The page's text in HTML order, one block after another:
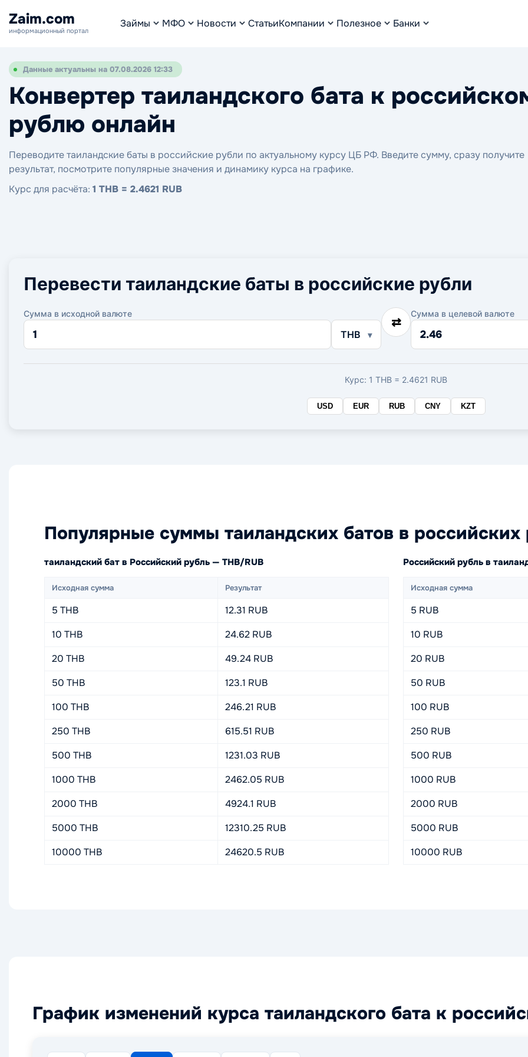
Zaim.com
информационный портал
Займы МФО Новости СтатьиКомпании Полезное Банки
Данные актуальны на 07.08.2026 12:33
Конвертер таиландского бата к
рублю онлайн
Переводите таиландские баты в российские рубли по актуальному курсу ЦБ РФ. Введите сумму, сразу получите
результат, посмотрите популярные значения и динамику курса на графике.
Курс для расчёта: 1 THB = 2.4621 RUB
Перевести таиландские баты в российские рубли
Сумма в исходной валюте
Сумма
THB
⇄
Сумма в целевой валюте
Сумма
Курс: 1 THB = 2.4621 RUB
USD EUR RUB CNY KZT
Популярные суммы таиландских батов в российских
таиландский бат в Российский рубль — THB/RUB
Исходная сумма Результат
5 THB
12.31 RUB
10 THB
24.62 RUB
20 THB
49.24 RUB
50 THB
123.1 RUB
100 THB
246.21 RUB
250 THB
615.51 RUB
500 THB
1231.03 RUB
1000 THB
2462.05 RUB
2000 THB
4924.1 RUB
5000 THB
12310.25 RUB
10000 THB
24620.5 RUB
Российский рубль в
Исходная сумма
5 RUB
10 RUB
20 RUB
50 RUB
100 RUB
250 RUB
500 RUB
1000 RUB
2000 RUB
5000 RUB
10000 RUB
График изменений курса таиландского бата к